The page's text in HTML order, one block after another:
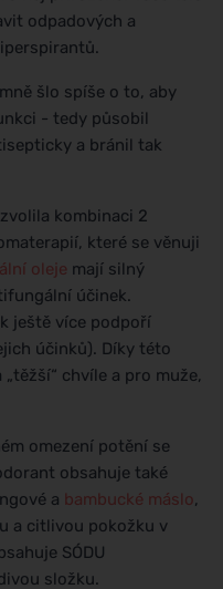
odpadových a
šlo spíše o to, aby
- tedy působil
a bránil tak
zvolila kombinaci 2
které se věnuji
oleje mají silný
účinek.
ještě více podpoří
účinků). Díky této
chvíle a pro muže,
omezení potění se
obsahuje také
a bambucké máslo,
a citlivou pokožku v
SÓDU
složku.